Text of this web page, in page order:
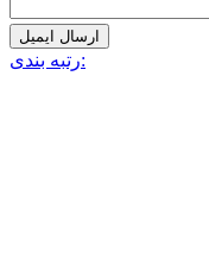
ارسال ایمیل
رتبه بندی: